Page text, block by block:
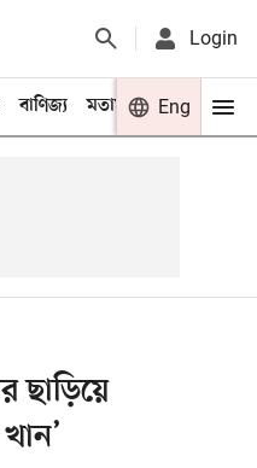
Login
বাণিজ্য মতামত খেলা
Eng
ছাড়িয়ে